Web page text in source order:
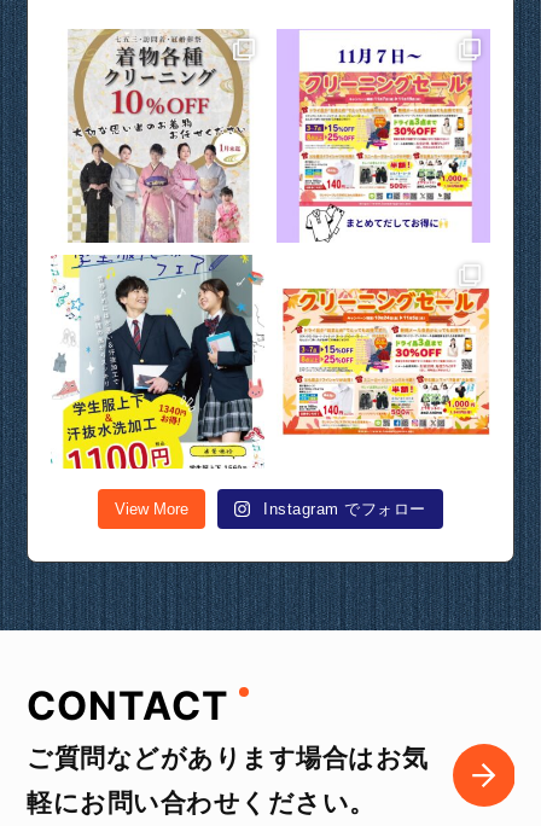
View More Instagram でフォロー
CONTACT
ご質問などがあります場合はお気
軽にお問い合わせください。